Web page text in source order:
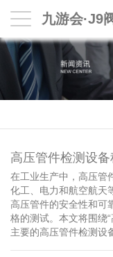
九游会·J9
高压管件检测设
在工业生产中，高压管
化工、电力和航空航天
高压管件的安全性和可
格的测试。本文将围绕
主要的高压管件检测设